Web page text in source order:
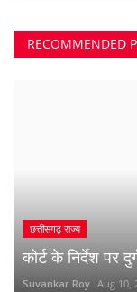
RECOMMENDED
छत्तीसगढ़ राज्य
कोर्ट के निर्देश पर
Suvankar Roy Aug 10,